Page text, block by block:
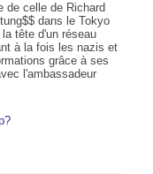
de celle de Richard
dans le Tokyo
tête d'un réseau
à la fois les nazis et
grâce à ses
l'ambassadeur